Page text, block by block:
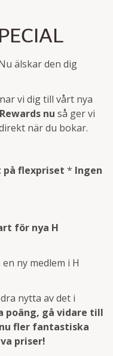
älskar den dig
vi dig till vårt nya
nu så ger vi
när du bokar.
på flexpriset * Ingen
för nya H
ny medlem i H
nytta av det i
poäng, gå vidare till
fler fantastiska
priser!